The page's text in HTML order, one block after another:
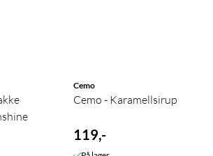
Cemo
Cemo - Karamellsirup
119,-